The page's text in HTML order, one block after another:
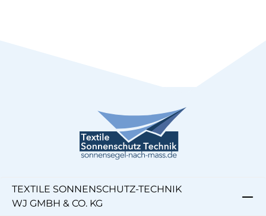
TEXTILE SONNENSCHUTZ-TECHNIK
WJ GMBH & CO. KG